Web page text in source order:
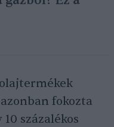
azonban fokozta
százalékos